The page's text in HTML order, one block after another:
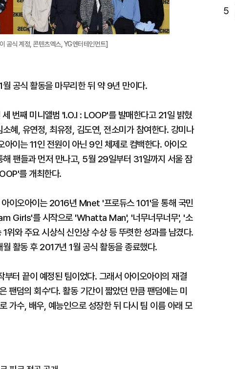
공식 계정, 콘텐츠엑스, YG엔터테인먼트]
공식 활동을 마무리한 뒤 약 9년 만이다.
번째 미니앨범 'I.O.I : LOOP'를 발매한다고 21일 밝혔
혜, 유연정, 최유정, 김도연, 전소미가 참여한다. 강미나
이는 11인 전원이 아닌 9인 체제로 컴백한다. 아이오
팬들과 먼저 만나고, 5월 29일부터 31일까지 서울 잠
를 개최한다.
이오아이는 2016년 Mnet '프로듀스 101'을 통해 국민
Girls'를 시작으로 'Whatta Man', '너무너무너무', '소
위와 주요 시상식 신인상 수상 등 뚜렷한 성과를 남겼다.
활동 후 2017년 1월 공식 활동을 종료했다.
터 끝이 예정된 팀이었다. 그래서 아이오아이의 재결
팬덤의 회수'다. 활동 기간이 짧았던 만큼 팬덤에는 미
가수, 배우, 예능인으로 성장한 뒤 다시 팀 이름 아래 모
5